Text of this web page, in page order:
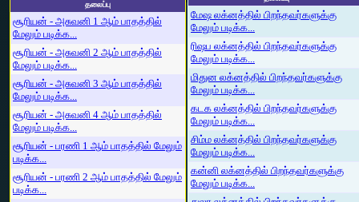
தலைப்பு
சூரியன் - அசுவனி 1 ஆம் பாதத்தில்
மேலும் படிக்க...
சூரியன் - அசுவனி 2 ஆம் பாதத்தில்
மேலும் படிக்க...
சூரியன் - அசுவனி 3 ஆம் பாதத்தில்
மேலும் படிக்க...
சூரியன் - அசுவனி 4 ஆம் பாதத்தில்
மேலும் படிக்க...
சூரியன் - பரணி 1 ஆம் பாதத்தில் மேலும்
படிக்க...
சூரியன் - பரணி 2 ஆம் பாதத்தில் மேலும்
படிக்க...
மேஷ லக்னத்தில் பிறந்தவர்களுக்கு
மேலும் படிக்க...
ரிஷப லக்னத்தில் பிறந்தவர்களுக்கு
மேலும் படிக்க...
மிதுன லக்னத்தில் பிறந்தவர்களுக்கு
மேலும் படிக்க...
கடக லக்னத்தில் பிறந்தவர்களுக்கு
மேலும் படிக்க...
சிம்ம லக்னத்தில் பிறந்தவர்களுக்கு
மேலும் படிக்க...
கன்னி லக்னத்தில் பிறந்தவர்களுக்கு
மேலும் படிக்க...